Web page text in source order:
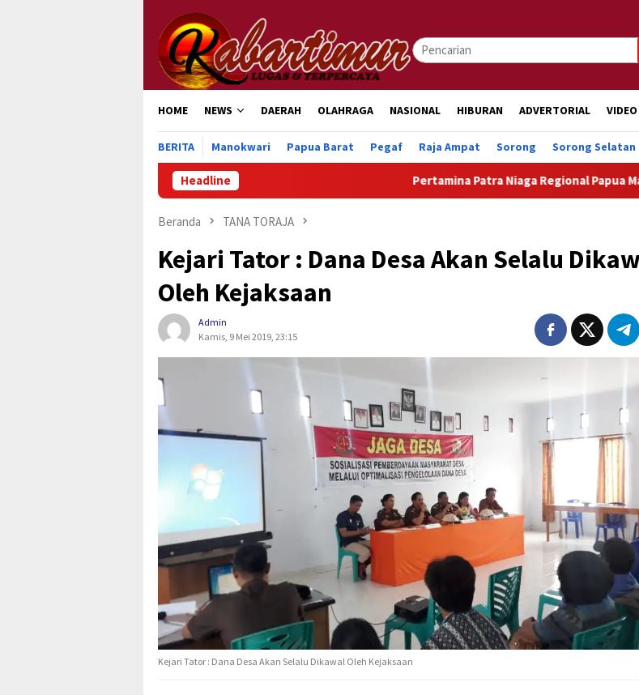
konten
HOME NEWS DAERAH OLAHRAGA NASIONAL HIBURAN ADVERTORIAL
BERITA Manokwari Papua Barat Pegaf Raja Ampat Sorong Sorong Selatan
Headline Pertamina Patra Niaga Regional Papua Maluku Borong
Beranda TANA TORAJA
Kejari Tator : Dana Desa Akan Selalu
Oleh Kejaksaan
Admin
Kamis, 9 Mei 2019, 23:15
Kejari Tator : Dana Desa Akan Selalu Dikawal Oleh Kejaksaan